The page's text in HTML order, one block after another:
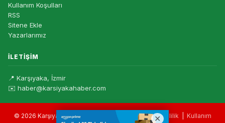
Kullanım Koşulları
RSS
Sitene Ekle
Yazarlarımız
İLETIŞIM
📍 Karşıyaka, İzmir
✉️ haber@karsiyakahaber.com
© 2026 Karşıyaka Haber — Tüm hakları saklıdır. |Gizlilik
Kullanım